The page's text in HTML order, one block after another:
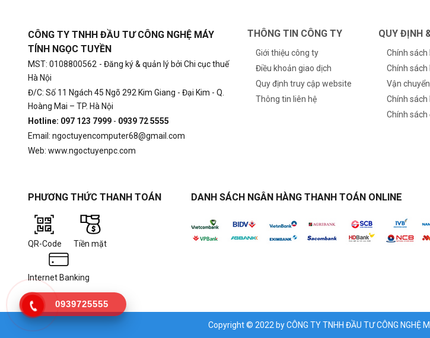
CÔNG TY TNHH ĐẦU TƯ CÔNG NGHỆ MÁY
TÍNH NGỌC TUYỀN
MST: 0108800562 - Đăng ký & quản lý bởi Chi cục thuế
Hà Nội
Đ/C: Số 11 Ngách 45 Ngõ 292 Kim Giang - Đại Kim - Q.
Hoàng Mai – TP. Hà Nội
Hotline: 097 123 7999 - 0939 72 5555
Email: ngoctuyencomputer68@gmail.com
Web: www.ngoctuyenpc.com
THÔNG TIN CÔNG TY
Giới thiệu công ty
Điều khoản giao dịch
Quy định truy cập website
Thông tin liên hệ
QUY ĐỊNH
Chính sách
Chính sách
Vận
Chính
Chính
PHƯƠNG THỨC THANH TOÁN
QR-Code Tiền mặt
Internet Banking
DANH SÁCH NGÂN HÀNG THANH TOÁN ONLINE
Copyright © 2022 by CÔNG TY TNHH ĐẦU TƯ CÔNG NGHỆ
0939725555